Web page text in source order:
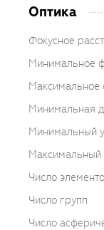
Оптика
Фокусное
Минимальное
Максимальное
Минимальная
Минимальный
Максимальный
Число
Число групп
Число